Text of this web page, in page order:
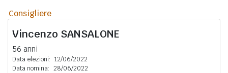
Consigliere
Vincenzo SANSALONE
56 anni
Data elezioni: 12/06/2022
Data nomina: 28/06/2022